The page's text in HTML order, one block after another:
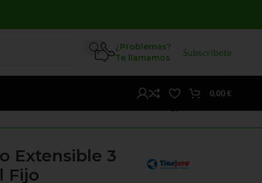
¿Problemas?
Te llamamos
Subscríbete
0,00€
Extensible 3
Fijo